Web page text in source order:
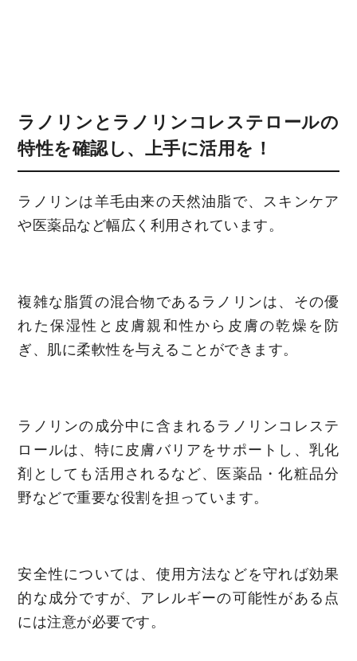
ラノリンとラノリンコレステロールの
特性を確認し、上手に活用を！
ラノリンは羊毛由来の天然油脂で、スキンケア
や医薬品など幅広く利用されています。
複雑な脂質の混合物であるラノリンは、その優
れた保湿性と皮膚親和性から皮膚の乾燥を防
ぎ、肌に柔軟性を与えることができます。
ラノリンの成分中に含まれるラノリンコレステ
ロールは、特に皮膚バリアをサポートし、乳化
剤としても活用されるなど、医薬品・化粧品分
野などで重要な役割を担っています。
安全性については、使用方法などを守れば効果
的な成分ですが、アレルギーの可能性がある点
には注意が必要です。